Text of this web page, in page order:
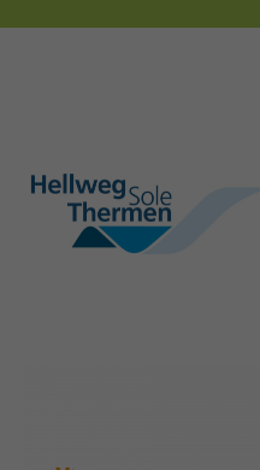
hellweg-sole-
thermen.de